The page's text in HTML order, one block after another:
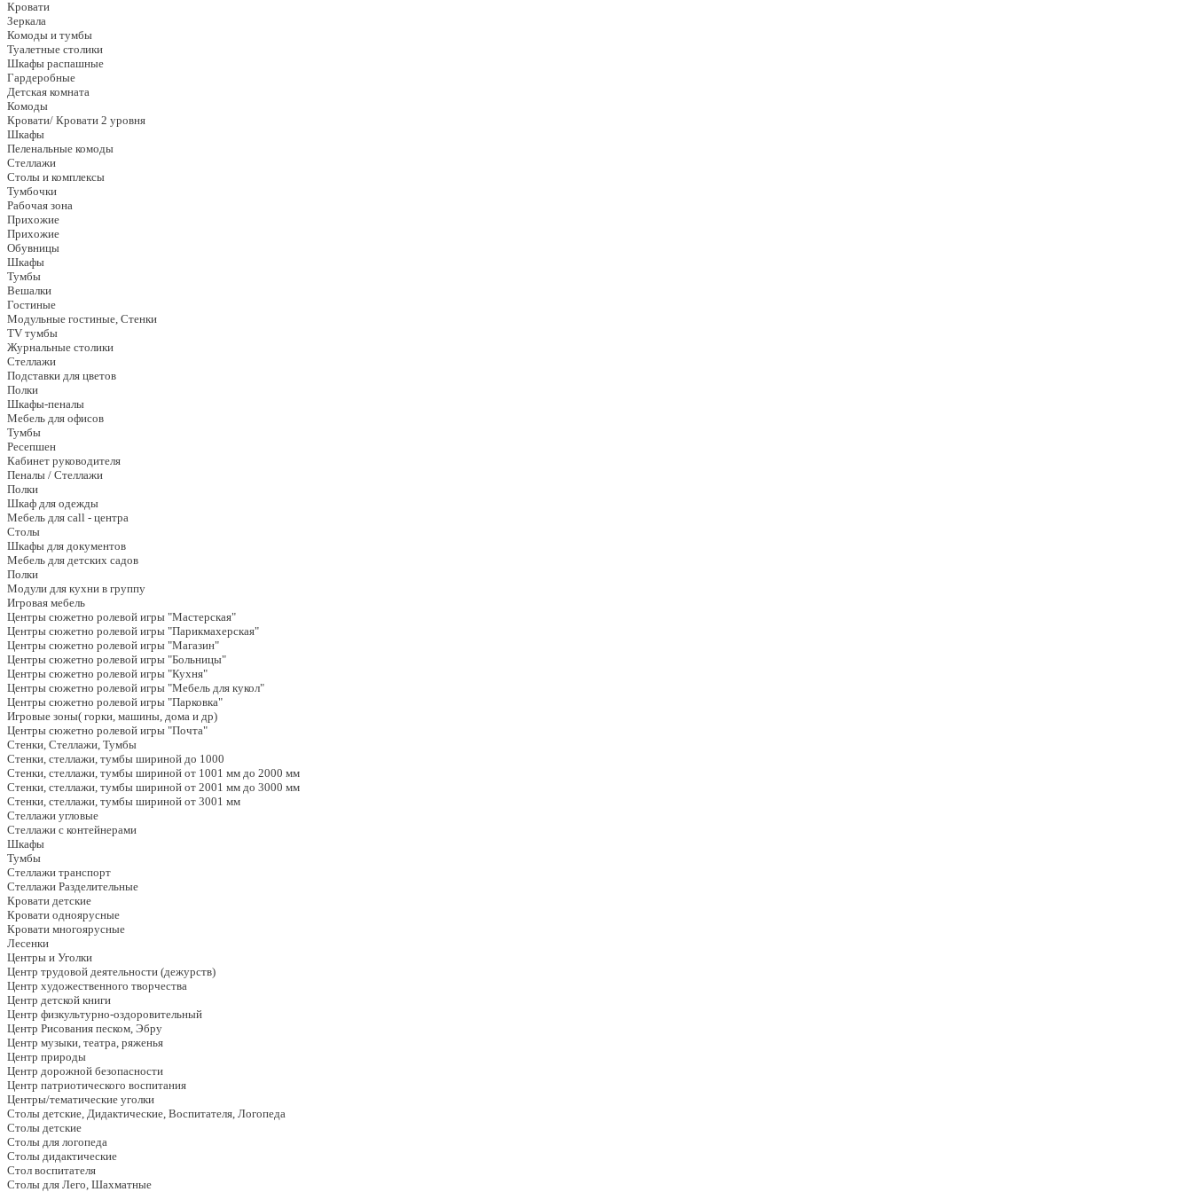
Кровати
Зеркала
Комоды и тумбы
Туалетные столики
Шкафы распашные
Гардеробные
Детская комната
Комоды
Кровати/ Кровати 2 уровня
Шкафы
Пеленальные комоды
Стеллажи
Столы и комплексы
Тумбочки
Рабочая зона
Прихожие
Прихожие
Обувницы
Шкафы
Тумбы
Вешалки
Гостиные
Модульные гостиные, Стенки
TV тумбы
Журнальные столики
Стеллажи
Подставки для цветов
Полки
Шкафы-пеналы
Мебель для офисов
Тумбы
Ресепшен
Кабинет руководителя
Пеналы / Стеллажи
Полки
Шкаф для одежды
Мебель для call - центра
Столы
Шкафы для документов
Мебель для детских садов
Полки
Модули для кухни в группу
Игровая мебель
Центры сюжетно ролевой игры "Мастерская"
Центры сюжетно ролевой игры "Парикмахерская"
Центры сюжетно ролевой игры "Магазин"
Центры сюжетно ролевой игры "Больницы"
Центры сюжетно ролевой игры "Кухня"
Центры сюжетно ролевой игры "Мебель для кукол"
Центры сюжетно ролевой игры "Парковка"
Игровые зоны( горки, машины, дома и др)
Центры сюжетно ролевой игры "Почта"
Стенки, Стеллажи, Тумбы
Стенки, стеллажи, тумбы шириной до 1000
Стенки, стеллажи, тумбы шириной от 1001 мм до 2000 мм
Стенки, стеллажи, тумбы шириной от 2001 мм до 3000 мм
Стенки, стеллажи, тумбы шириной от 3001 мм
Стеллажи угловые
Стеллажи с контейнерами
Шкафы
Тумбы
Стеллажи транспорт
Стеллажи Разделительные
Кровати детские
Кровати одноярусные
Кровати многоярусные
Лесенки
Центры и Уголки
Центр трудовой деятельности (дежурств)
Центр художественного творчества
Центр детской книги
Центр физкультурно-оздоровительный
Центр Рисования песком, Эбру
Центр музыки, театра, ряженья
Центр природы
Центр дорожной безопасности
Центр патриотического воспитания
Центры/тематические уголки
Столы детские, Дидактические, Воспитателя, Логопеда
Столы детские
Столы для логопеда
Столы дидактические
Стол воспитателя
Столы для Лего, Шахматные